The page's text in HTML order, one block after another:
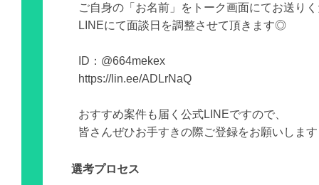
ご自身の「お名前」をトーク画面にてお送り
LINEにて面談日を調整させて頂きます◎
ID：@664mekex
https://lin.ee/ADLrNaQ
おすすめ案件も届く公式LINEですので、
皆さんぜひお手すきの際ご登録をお願いしま
選考プロセス